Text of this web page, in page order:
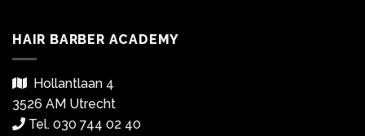
HAIR BARBER ACADEMY
Hollantlaan 4
3526 AM Utrecht
Tel. 030 744 02 40